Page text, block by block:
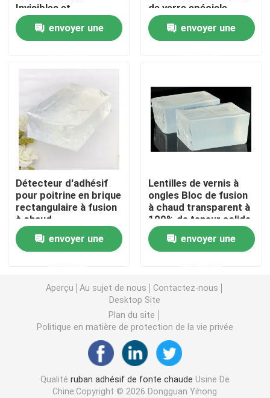
Contact
ruban adhésif de fonte chaude
Ruban adhésif de tapis
double bande dégrossie de mousse
Ruban adhésif de libération de bout droit
Blocs chauds de fonte
Plat flexographique montant des bandes
Ruban de transfert adhésif
Ruban adhésif démontable
Invisibles et
écologiques Non
toxiquesenvoyer une
de verre spéciale
blocs de fusion à
chaud liant
professionnel
envoyer une
Détecteur d'adhésif
pour poitrine en brique
rectangulaire à fusion
à chaud
envoyer une
Lentilles de vernis à
ongles Bloc de fusion
à chaud transparent à
100% de teneur solide
Durée de conservation
longue envoyer une
Aperçu Au sujet de nous
Contactez-nous
Desktop Site
Plan du site
Politique en matière de protection de la vie privée
Qualité ruban adhésif de fonte chaude Usine De
Chine.Copyright © 2026 Dongguan Yihong